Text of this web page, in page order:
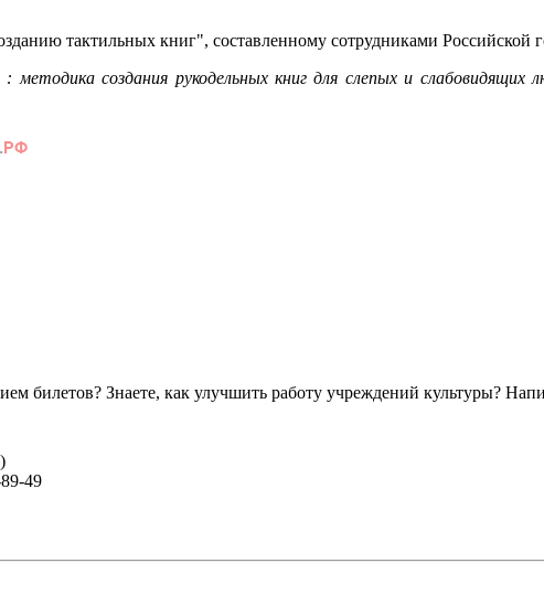
тактильных книг", составленному сотрудниками Российской
создания рукодельных книг для слепых и
билетов? Знаете, как улучшить работу учреждений культуры?
49